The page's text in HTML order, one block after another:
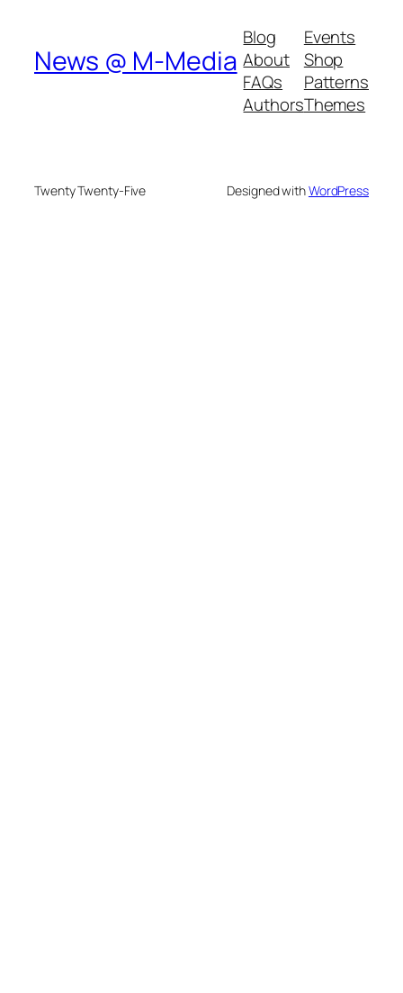
News @ M-Media
Blog
About
FAQs
Authors
Events
Shop
Patterns
Themes
Twenty Twenty-Five Designed withWordPress